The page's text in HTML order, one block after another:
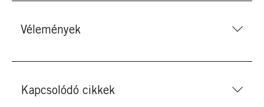
Vélemények
Kapcsolódó cikkek